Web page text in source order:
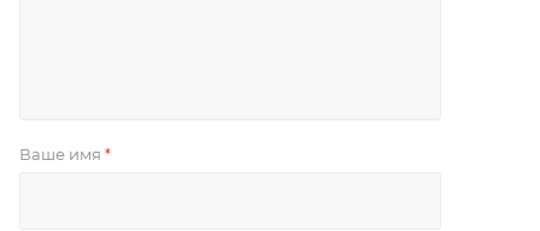
Ваше имя *